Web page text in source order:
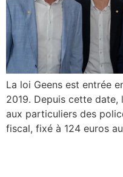
La loi Geens est entrée
2019. Depuis cette date,
aux particuliers des
fiscal, fixé à 124 euros